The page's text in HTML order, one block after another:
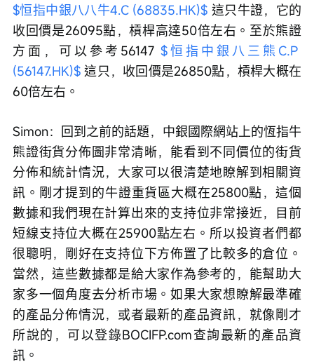
$恒指中銀八八牛4.C (68835.HK)$ 這只牛證，它的
收回價是26095點，槓桿高達50倍左右。至於熊證
方面，可以參考56147 $恒指中銀八三熊C.P
(56147.HK)$ 這只，收回價是26850點，槓桿大概在
60倍左右。
Simon：回到之前的話題，中銀國際網站上的恆指牛
熊證街貨分佈圖非常清晰，能看到不同價位的街貨
分佈和統計情況，大家可以很清楚地瞭解到相關資
訊。剛才提到的牛證重貨區大概在25800點，這個
數據和我們現在計算出來的支持位非常接近，目前
短線支持位大概在25900點左右。所以投資者們都
很聰明，剛好在支持位下方佈置了比較多的倉位。
當然，這些數據都是給大家作為參考的，能幫助大
家多一個角度去分析市場。如果大家想瞭解最準確
的產品分佈情況，或者最新的產品資訊，就像剛才
所說的，可以登錄BOCIFP.com查詢最新的產品資
訊。